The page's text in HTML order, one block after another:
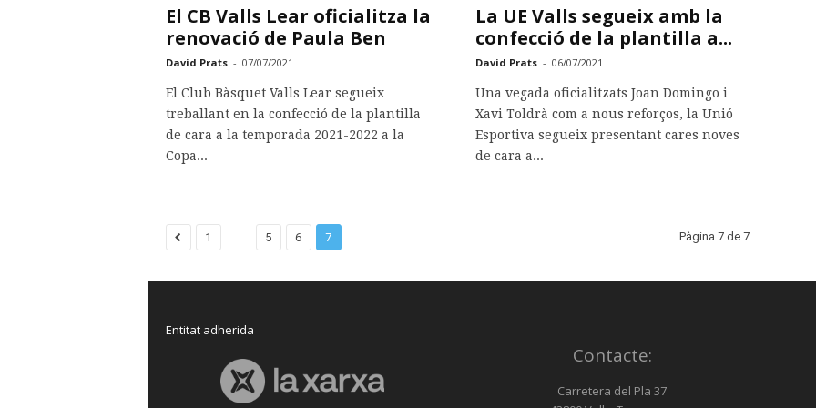
El CB Valls Lear oficialitza la
renovació de Paula Ben
David Prats - 07/07/2021
El Club Bàsquet Valls Lear segueix
treballant en la confecció de la plantilla
de cara a la temporada 2021-2022 a la
Copa...
La UE Valls segueix amb la
confecció de la plantilla a...
David Prats - 06/07/2021
Una vegada oficialitzats Joan Domingo i
Xavi Toldrà com a nous reforços, la Unió
Esportiva segueix presentant cares noves
de cara a...
1 ... 5 6 7 Pàgina 7 de 7
Entitat adherida
Contacte:
Carretera del Pla 37